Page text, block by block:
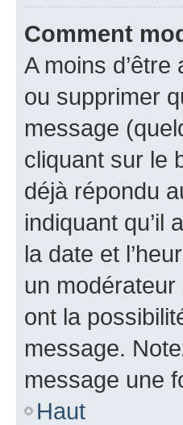
Comment
A moins
ou supprimer
message
cliquant sur le
déjà répondu
indiquant qu’il
la date et
un
ont la
message.
message une
Haut